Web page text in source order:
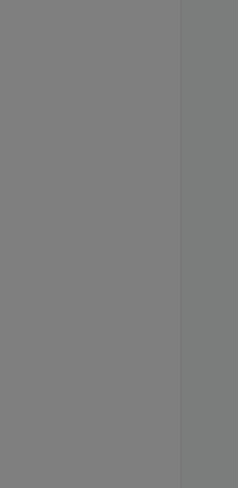
are correct.